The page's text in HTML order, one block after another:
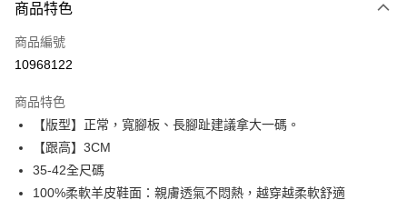
信用卡一次付款
超商取貨付款
Apple Pay
街口支付
Google Pay
商品特色
商品編號
10968122
商品特色
【版型】正常，寬腳板、長腳趾建議拿大一碼。
【跟高】3CM
35-42全尺碼
100%柔軟羊皮鞋面：親膚透氣不悶熱，越穿越柔軟舒適